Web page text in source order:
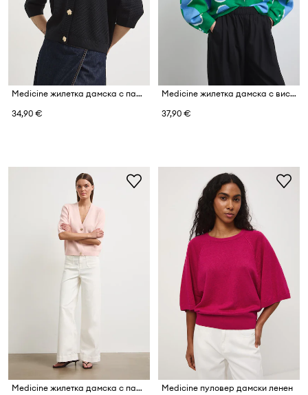
Medicine жилетка дамска с памук
34,90 €
Medicine жилетка дамска с вискоза
37,90 €
Medicine жилетка дамска с памук
Medicine пуловер дамски ленен